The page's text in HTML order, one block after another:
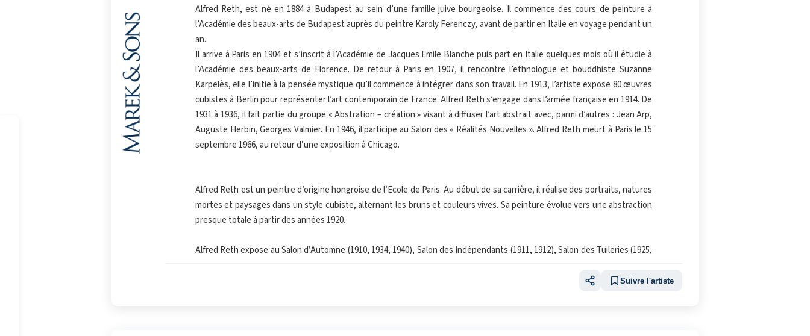
Alfred Reth, est né en 1884 à Budapest au sein d’une famille juive bourgeoise. Il commence des cours de peinture à
l’Académie des beaux-arts de Budapest auprès du peintre Karoly Ferenczy, avant de partir en Italie en voyage pendant un
an.
Il arrive à Paris en 1904 et s’inscrit à l’Académie de Jacques Emile Blanche puis part en Italie quelques mois où il étudie à
l’Académie des beaux-arts de Florence. De retour à Paris en 1907, il rencontre l’ethnologue et bouddhiste Suzanne
Karpelès, elle l’initie à la pensée mystique qu’il commence à intégrer dans son travail. En 1913, l’artiste expose 80 œuvres
cubistes à Berlin pour représenter l’art contemporain de France. Alfred Reth s’engage dans l’armée française en 1914. De
1931 à 1936, il fait partie du groupe « Abstration – création » visant à diffuser l’art abstrait avec, parmi d’autres : Jean Arp,
Auguste Herbin, Georges Valmier. En 1946, il participe au Salon des « Réalités Nouvelles ». Alfred Reth meurt à Paris le 15
septembre 1966, au retour d’une exposition à Chicago.
Alfred Reth est un peintre d’origine hongroise de l’Ecole de Paris. Au début de sa carrière, il réalise des portraits, natures
mortes et paysages dans un style cubiste, alternant les bruns et couleurs vives. Sa peinture évolue vers une abstraction
presque totale à partir des années 1920.
Alfred Reth expose au Salon d’Automne (1910, 1934, 1940), Salon des Indépendants (1911, 1912), Salon des Tuileries (1925,
de l’Institut, Petit Palais), Lyon (galerie Folklore, musée Saint-Pierre), Saint-Etienne (musée d’Art et d’Industrie, musée
Suivre l'artiste